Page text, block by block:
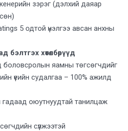
зэрэг (дэлхий даяар
5 одтой үнэлгээ авсан анхны
хөтөлбөрүүд
яамны төгсөгчдийг
үеийн судалгаа – 100% ажилд
оюутнуудтай танилцаж
сүлжээтэй